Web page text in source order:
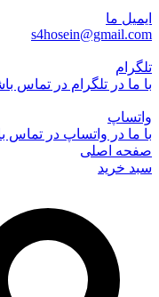
ایمیل ما
s4hosein@gmail.com
تلگرام
با ما در تلگرام در تماس
واتساپ
با ما در واتساپ در تماس
صفحه اصلی
سبد خرید